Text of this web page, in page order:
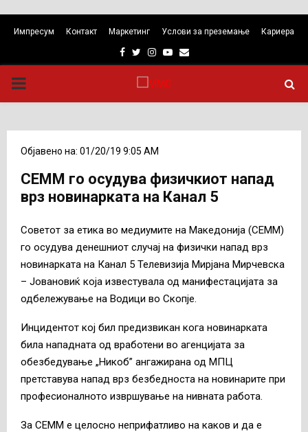
Импресум Контакт Маркетинг Услови за преземање Кариера
Facebook
TwitterInstagram
Youtube
Email
PRIMARY
Објавено на: 01/20/19 9:05 AM
СЕММ го осудува физичкиот напад
врз новинарката на Канал 5
Советот за етика во медиумите на Македонија (СЕММ)
го осудува денешниот случај на физички напад врз
новинарката на Канал 5 Телевизија Мирјана Мирчевска
– Јовановиќ која известувала од манифестацијата за
одбележување на Водици во Скопје.
Инцидентот кој бил предизвикан кога новинарката
била нападната од вработени во агенцијата за
обезбедување „Никоб” ангажирана од МПЦ
претставува напад врз безбедноста на новинарите при
професионалното извршување на нивната работа.
За СЕММ е целосно неприфатливо на каков и да е